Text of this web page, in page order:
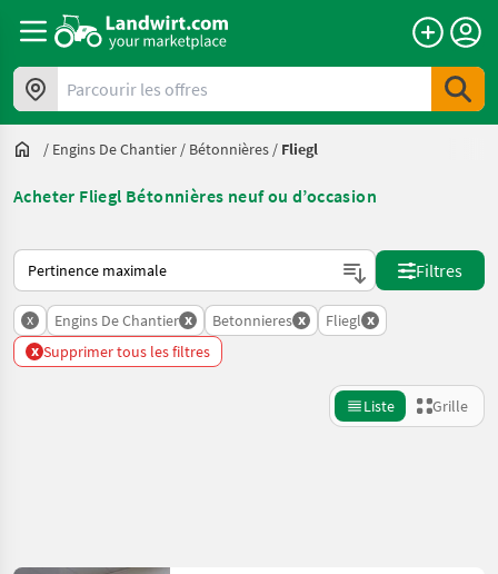
Parcourir les offres
/ Engins De Chantier / Bétonnières / Fliegl
Acheter Fliegl Bétonnières neuf ou d’occasion
Voici comment les annonces sont triées sur Landwirt.com
Filtres
x Engins De Chantier x Betonnieres x Fliegl x
x Supprimer tous les filtres
Liste Grille